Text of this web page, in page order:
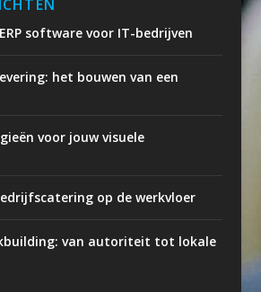
software voor IT-bedrijven
het bouwen van een
voor jouw visuele
op de werkvloer
van autoriteit tot lokale